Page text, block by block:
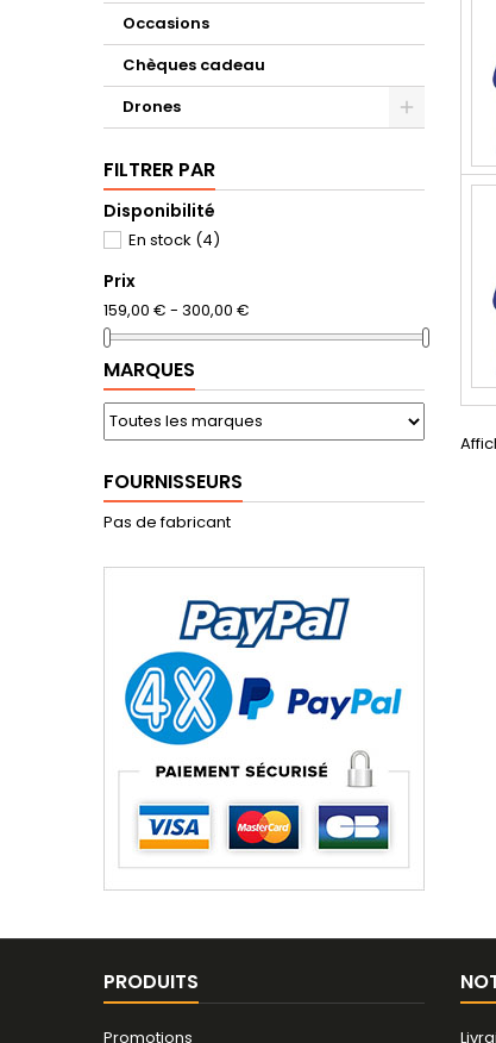
Occasions
Chèques cadeau
Drones
FILTRER PAR
Disponibilité
En stock (4)
Prix
159,00 € - 300,00 €
MARQUES
FOURNISSEURS
Pas de fabricant
PRODUITS
Promotions